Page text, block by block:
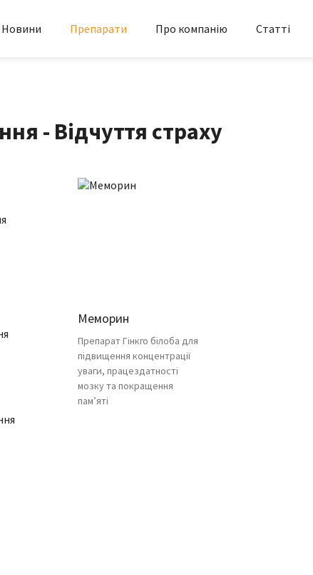
Новини Препарати Про компанію Статті
- Відчуття страху
Меморин
Препарат Гінкго білоба для
підвищення концентрації
уваги, працездатності
мозку та покращення
пам’яті